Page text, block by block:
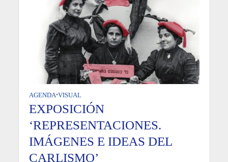
AGENDA•VISUAL
EXPOSICIÓN
‘REPRESENTACIONES.
IMÁGENES E IDEAS DEL
CARLISMO’